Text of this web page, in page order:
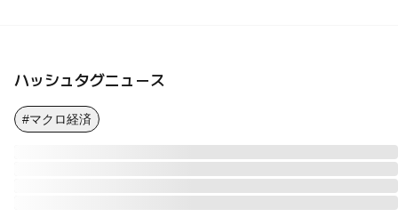
ハッシュタグニュース
#マクロ経済